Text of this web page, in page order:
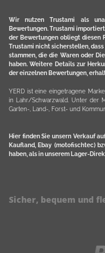
Wir nutzen Trustami als
Bewertungen. Trustami
der Bewertungen obliegt diesen
Trustami nicht sicherstellen,
stammen, die die Waren oder
haben. Weitere Details zur
der einzelnen Bewertungen,
YERD ist eine eingetragene
in Lahr/Schwarzwald. Unter der
Garten-, Land-, Forst- und
Hier finden Sie unsern Verkauf
Kaufland, Ebay (motofischtec)
haben, als in unserem Lager-
Sicher, bequem und